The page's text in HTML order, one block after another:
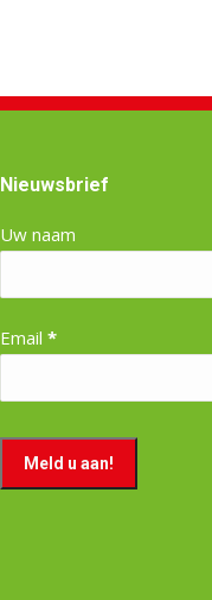
Nieuwsbrief
Uw naam
Email *